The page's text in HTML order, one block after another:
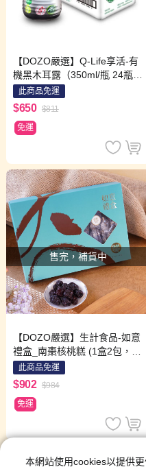
【DOZO嚴選】Q-Life享活-有
機黑木耳露（350ml/瓶 24瓶/
箱）x1箱
此商品免運
$650 $811
免運
售完，補貨中
【DOZO嚴選】生計食品-如意
禮盒_南棗核桃糕 (1盒2包，30
0g/包)
此商品免運
$902 $984
免運
伴手禮品
本網站使用cookies以提供